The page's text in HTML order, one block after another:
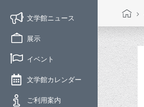
文学館ニュース
展示
イベント
文学館カレンダー
ご利用案内